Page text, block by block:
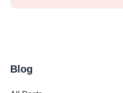
Blog